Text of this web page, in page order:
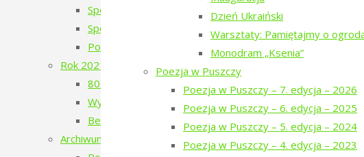
Dzień Ukraiński
Warsztaty: Pamiętajmy o
Monodram „Ksenia”
Poezja w Puszczy
Poezja w Puszczy – 7. edycja – 2026
Poezja w Puszczy – 6. edycja – 2025
Poezja w Puszczy – 5. edycja – 2024
Poezja w Puszczy – 4. edycja – 2023
Spotkanie z Adamem Wajrakiem – 2023
Spotkanie z Julią Fiedorczuk – 2023
Poezja w Puszczy – 4. edycja – 2023
Rok 2021
80. Rocznica Zagłady Żydów Narewkowskich
Wystawa „Sąsiedzi, których już nie ma…”
Berjozkele – Dobranoc Narewko
Archiwum 2016-2020